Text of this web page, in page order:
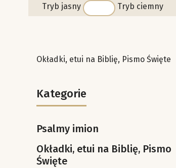
Tryb jasny Tryb ciemny
Okładki, etui na Biblię, Pismo Święte
Kategorie
Psalmy imion
Okładki, etui na Biblię, Pismo
Święte